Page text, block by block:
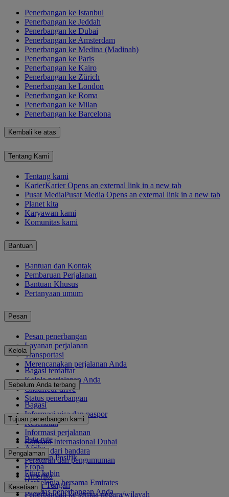
Penerbangan ke Istanbul
Penerbangan ke Jeddah
Penerbangan ke Dubai
Penerbangan ke Amsterdam
Penerbangan ke Medina (Madinah)
Penerbangan ke Paris
Penerbangan ke Kairo
Penerbangan ke Zürich
Penerbangan ke London
Penerbangan ke Roma
Penerbangan ke Milan
Penerbangan ke Barcelona
Kembali ke atas
Tentang Kami
Tentang kami
KarierKarier Opens an external link in a new tab
Pusat MediaPusat Media Opens an external link in a new tab
Planet kita
Karyawan kami
Komunitas kami
Bantuan
Bantuan dan Kontak
Pembaruan Perjalanan
Bantuan Khusus
Pertanyaan umum
Pesan
Pesan penerbangan
Layanan perjalanan
Transportasi
Merencanakan perjalanan Anda
Kelola
Bagasi terdaftar
Kelola perjalanan Anda
Chauffeur drive
Status penerbangan
Sebelum Anda terbang
Bagasi
Informasi visa dan paspor
Kesehatan
Informasi perjalanan
Bandara Internasional Dubai
Ke dan dari bandara
Peraturan dan pengumuman
Tujuan penerbangan kami
Peta rute
Afrika
Asia dan Pasifik
Eropa
Amerika
Timur Tengah
Penerbangan ke semua negara/wilayah
Pengalaman
Fitur kabin
Berbelanja bersama Emirates
Fasilitas penerbangan Anda
Kesetiaan